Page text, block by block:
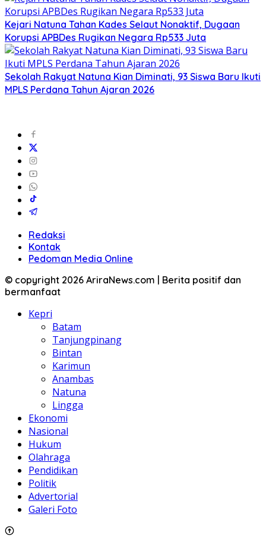
Kejari Natuna Tahan Kades Selaut Nonaktif, Dugaan
Korupsi APBDes Rugikan Negara Rp533 Juta
Sekolah Rakyat Natuna Kian Diminati, 93 Siswa Baru Ikuti
MPLS Perdana Tahun Ajaran 2026
Redaksi
Kontak
Pedoman Media Online
© copyright 2026 AriraNews.com | Berita positif dan
bermanfaat
Kepri
Batam
Tanjungpinang
Bintan
Karimun
Anambas
Natuna
Lingga
Ekonomi
Nasional
Hukum
Olahraga
Pendidikan
Politik
Advertorial
Galeri Foto